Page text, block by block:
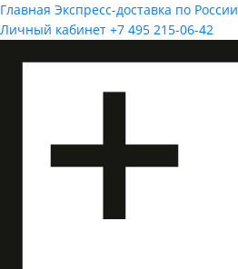
Главная Экспресс-доставка по России
Личный кабинет +7 495 215-06-42